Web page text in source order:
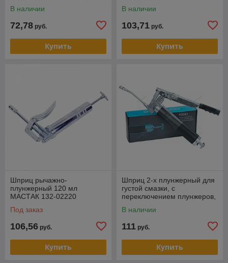
В наличии
72,78 руб.
Купить
В наличии
103,71 руб.
Купить
Шприц рычажно-
плунжерный 120 мл
МАСТАК 132-02220
Под заказ
106,56 руб.
Купить
Шприц 2-х плунжерный для
густой смазки, с
переключением плунжеров,
NO2403
В наличии
111 руб.
Купить